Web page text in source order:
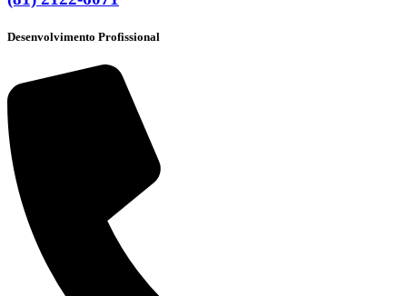
Desenvolvimento Profissional